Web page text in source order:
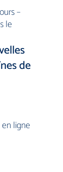
–
le
de
ligne